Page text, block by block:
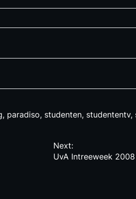
, paradiso, studenten, studententv,
Next:
UvA Intreeweek 2008